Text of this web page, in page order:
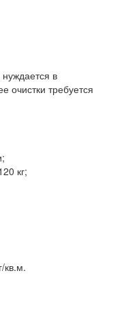
нуждается в
очистки требуется
кг;
кв.м.